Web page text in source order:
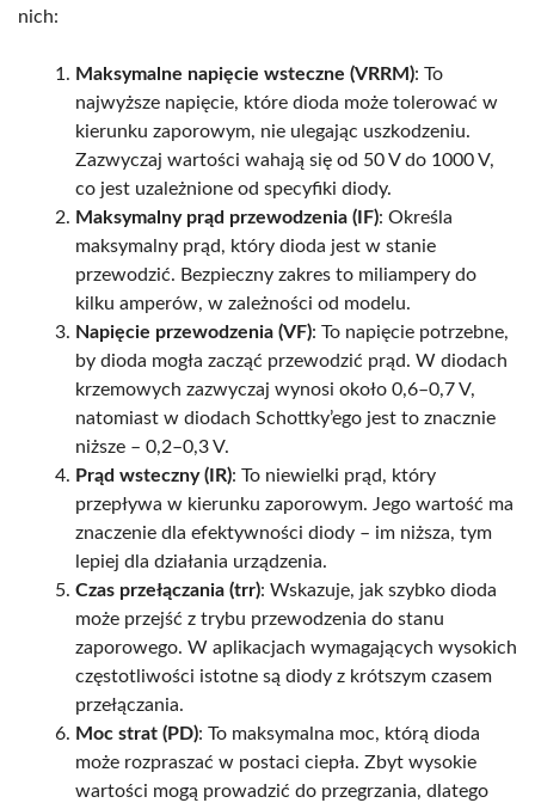
nich:
Maksymalne napięcie wsteczne (VRRM): To
najwyższe napięcie, które dioda może tolerować w
kierunku zaporowym, nie ulegając uszkodzeniu.
Zazwyczaj wartości wahają się od 50 V do 1000 V,
co jest uzależnione od specyfiki diody.
Maksymalny prąd przewodzenia (IF): Określa
maksymalny prąd, który dioda jest w stanie
przewodzić. Bezpieczny zakres to miliampery do
kilku amperów, w zależności od modelu.
Napięcie przewodzenia (VF): To napięcie potrzebne,
by dioda mogła zacząć przewodzić prąd. W diodach
krzemowych zazwyczaj wynosi około 0,6–0,7 V,
natomiast w diodach Schottky’ego jest to znacznie
niższe – 0,2–0,3 V.
Prąd wsteczny (IR): To niewielki prąd, który
przepływa w kierunku zaporowym. Jego wartość ma
znaczenie dla efektywności diody – im niższa, tym
lepiej dla działania urządzenia.
Czas przełączania (trr): Wskazuje, jak szybko dioda
może przejść z trybu przewodzenia do stanu
zaporowego. W aplikacjach wymagających wysokich
częstotliwości istotne są diody z krótszym czasem
przełączania.
Moc strat (PD): To maksymalna moc, którą dioda
może rozpraszać w postaci ciepła. Zbyt wysokie
wartości mogą prowadzić do przegrzania, dlatego